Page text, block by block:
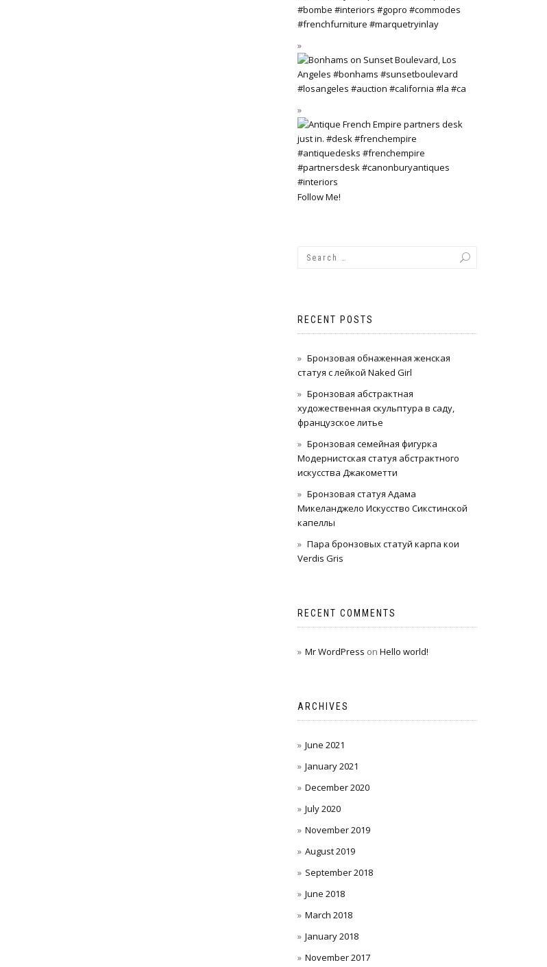
Follow Me!
RECENT POSTS
Бронзовая обнаженная женская
статуя с лейкой Naked Girl
Бронзовая абстрактная
художественная скульптура в саду,
французское литье
Бронзовая семейная фигурка
Модернистская статуя абстрактного
искусства Джакометти
Бронзовая статуя Адама
Микеланджело Искусство Сикстинской
капеллы
Пара бронзовых статуй карпа кои
Verdis Gris
RECENT COMMENTS
Mr WordPress on Hello world!
ARCHIVES
June 2021
January 2021
December 2020
July 2020
November 2019
August 2019
September 2018
June 2018
March 2018
January 2018
November 2017